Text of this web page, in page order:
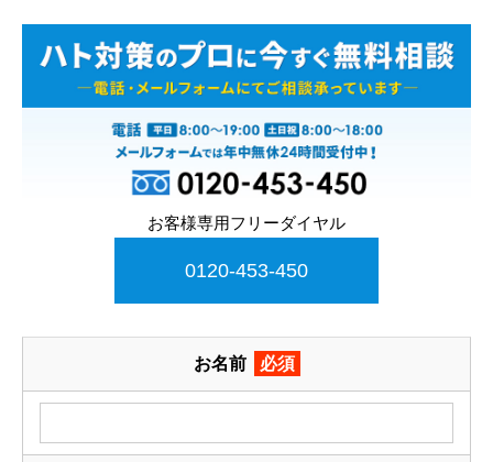
お客様専用フリーダイヤル
0120-453-450
お名前 必須